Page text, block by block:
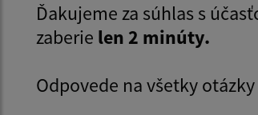
Ďakujeme za súhlas s
zaberie len 2 minúty.
Odpovede na všetky